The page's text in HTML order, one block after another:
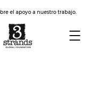
el apoyo a nuestro trabajo.